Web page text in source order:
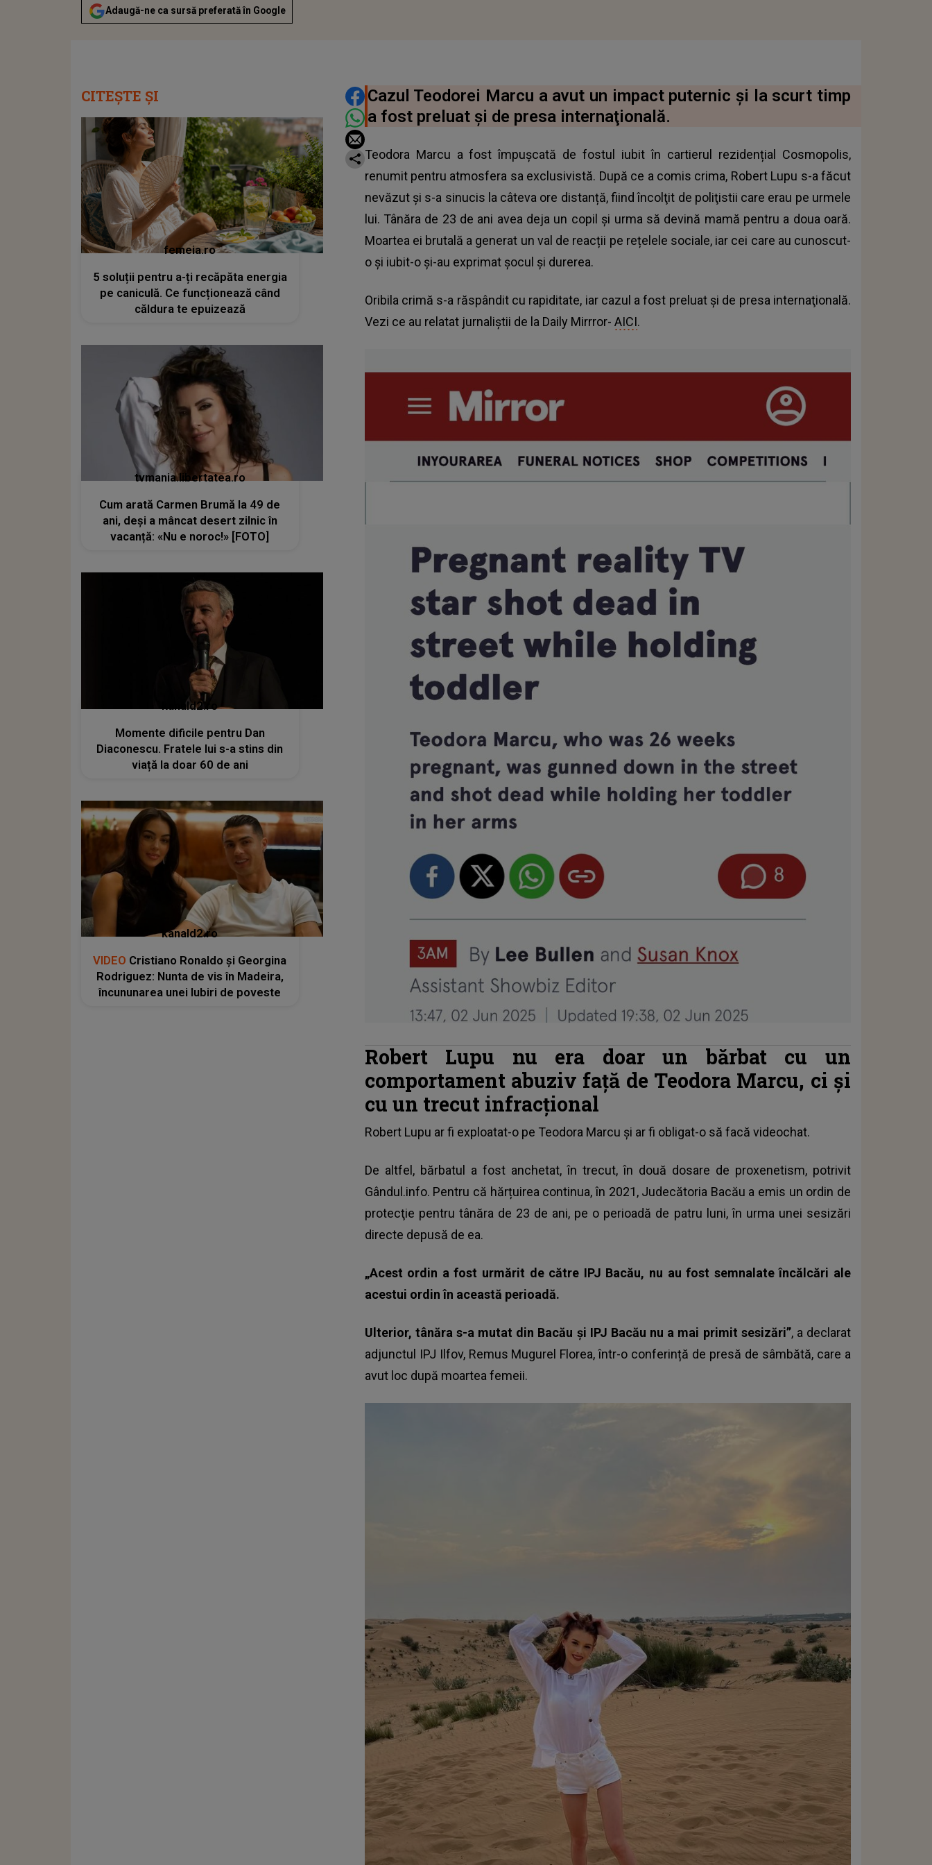
Adaugă-ne ca sursă preferată în Google
DISTRIBUIE ARTICOLUL
Cazul Teodorei Marcu a avut un impact puternic şi la scurt timp
a fost preluat şi de presa internaţională.
Teodora Marcu a fost împușcată de fostul iubit în cartierul rezidențial Cosmopolis,
renumit pentru atmosfera sa exclusivistă. După ce a comis crima, Robert Lupu s-a făcut
nevăzut şi s-a sinucis la câteva ore distanță, fiind încolţit de poliţistii care erau pe urmele
lui. Tânăra de 23 de ani avea deja un copil și urma să devină mamă pentru a doua oară.
Moartea ei brutală a generat un val de reacții pe rețelele sociale, iar cei care au cunoscut-
o și iubit-o și-au exprimat șocul și durerea.
Oribila crimă s-a răspândit cu rapiditate, iar cazul a fost preluat şi de presa internaţională.
Vezi ce au relatat jurnaliștii de la Daily Mirrror- AICI.
Robert Lupu nu era doar un bărbat cu un
comportament abuziv față de Teodora Marcu, ci și
cu un trecut infracțional
Robert Lupu ar fi exploatat-o pe Teodora Marcu și ar fi obligat-o să facă videochat.
De altfel, bărbatul a fost anchetat, în trecut, în două dosare de proxenetism, potrivit
Gândul.info. Pentru că hărțuirea continua, în 2021, Judecătoria Bacău a emis un ordin de
protecţie pentru tânăra de 23 de ani, pe o perioadă de patru luni, în urma unei sesizări
directe depusă de ea.
„Acest ordin a fost urmărit de către IPJ Bacău, nu au fost semnalate încălcări ale
acestui ordin în această perioadă.
Ulterior, tânăra s-a mutat din Bacău și IPJ Bacău nu a mai primit sesizări”, a declarat
adjunctul IPJ Ilfov, Remus Mugurel Florea, într-o conferință de presă de sâmbătă, care a
avut loc după moartea femeii.
CITEȘTE ȘI
femeia.ro
5 soluții pentru a-ți recăpăta energia
pe caniculă. Ce funcționează când
căldura te epuizează
tvmania.libertatea.ro
Cum arată Carmen Brumă la 49 de
ani, deși a mâncat desert zilnic în
vacanță: «Nu e noroc!» [FOTO]
kanald2.ro
Momente dificile pentru Dan
Diaconescu. Fratele lui s-a stins din
viață la doar 60 de ani
kanald2.ro
VIDEO Cristiano Ronaldo și Georgina
Rodriguez: Nunta de vis în Madeira,
încununarea unei Iubiri de poveste